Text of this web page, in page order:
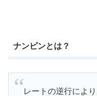
ナンピンとは？
レートの逆行によ